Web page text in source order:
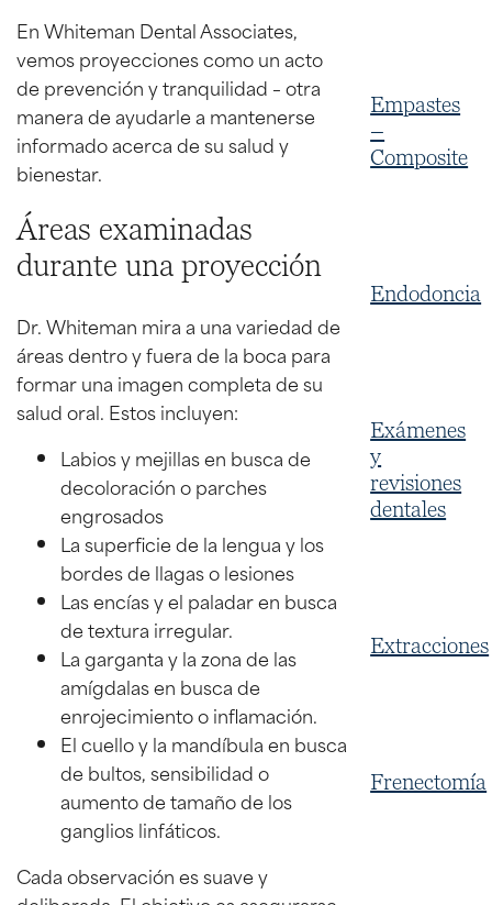
En Whiteman Dental Associates,
vemos proyecciones como un acto
de prevención y tranquilidad – otra
manera de ayudarle a mantenerse
informado acerca de su salud y
bienestar.
Áreas examinadas
durante una proyección
Dr. Whiteman mira a una variedad de
áreas dentro y fuera de la boca para
formar una imagen completa de su
salud oral. Estos incluyen:
Labios y mejillas en busca de
decoloración o parches
engrosados
La superficie de la lengua y los
bordes de llagas o lesiones
Las encías y el paladar en busca
de textura irregular.
La garganta y la zona de las
amígdalas en busca de
enrojecimiento o inflamación.
El cuello y la mandíbula en busca
de bultos, sensibilidad o
aumento de tamaño de los
ganglios linfáticos.
Cada observación es suave y
Empastes
–
Composite
Endodoncia
Exámenes
y
revisiones
dentales
Extracciones
Frenectomía